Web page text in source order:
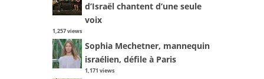
d’Israël chantent d’une seule
voix
1,257 views
Sophia Mechetner, mannequin
israélien, défile à Paris
1,171 views